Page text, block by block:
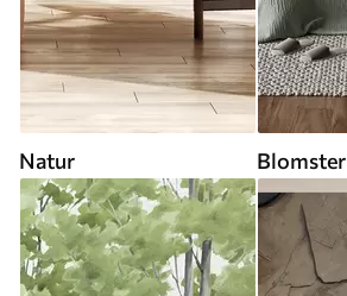
Natur Blomster